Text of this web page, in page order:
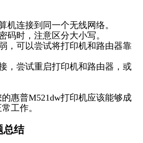
机连接到同一个无线网络。
码时，注意区分大小写。
，可以尝试将打印机和路由器靠
，尝试重启打印机和路由器，或
惠普M521dw打印机应该能够成
工作。
总结